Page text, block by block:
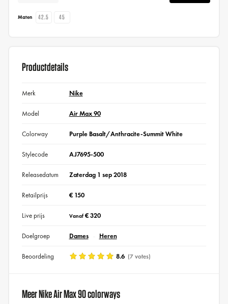
Maten 42.5 45
Productdetails
Merk Nike
Model Air Max 90
Colorway Purple Basalt/Anthracite-Summit White
Stylecode AJ7695-500
Releasedatum Zaterdag 1 sep 2018
Retailprijs € 150
Live prijs Vanaf€ 320
Doelgroep Dames Heren
Beoordeling 8.6 (7 votes)
Meer Nike Air Max 90 colorways